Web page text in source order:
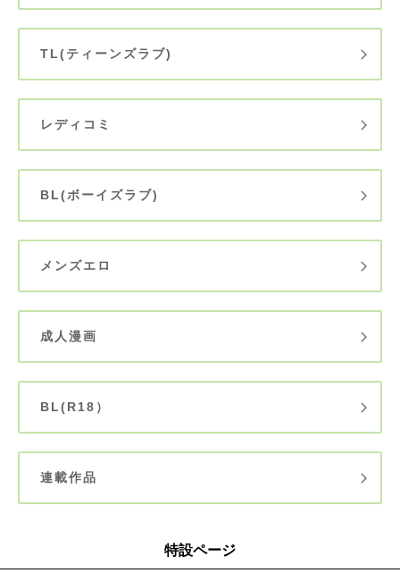
TL(ティーンズラブ)
レディコミ
BL(ボーイズラブ)
メンズエロ
成人漫画
BL(R18）
連載作品
特設ページ